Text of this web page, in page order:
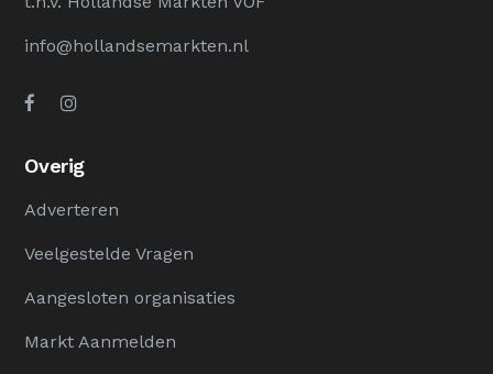
info@hollandsemarkten.nl
Overig
Adverteren
Veelgestelde Vragen
Aangesloten organisaties
Markt Aanmelden